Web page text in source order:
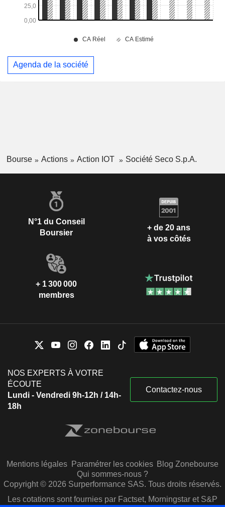
Agenda de la société
Bourse Actions Action IOT Société Seco S.p.A.
N°1 du Conseil
Boursier
+ de 20 ans
à vos côtés
+ 1 300 000
membres
NOS EXPERTS À VOTRE
ÉCOUTE
Lundi - Vendredi 9h-12h / 14h-
18h
Contactez-nous
Mentions légales Paramétrer les cookies Blog Zonebourse
Qui sommes-nous ?
Copyright © 2026 Surperformance SAS. Tous droits réservés.
Les cotations sont fournies par Factset, Morningstar et S&P